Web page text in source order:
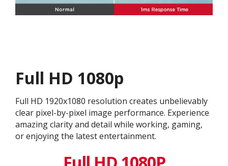
Full HD 1080p
Full HD 1920x1080 resolution creates unbelievably
clear pixel-by-pixel image performance. Experience
amazing clarity and detail while working, gaming,
or enjoying the latest entertainment.